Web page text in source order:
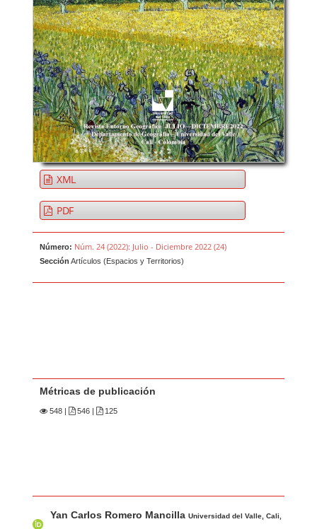
XML
PDF
Número: Núm. 24 (2022): Julio - Diciembre 2022 (24)
Sección Artículos (Espacios y Territorios)
Métricas de publicación
548 | 546 | 125
u
Yan Carlos Romero MancillaUniversidad del Valle, Cali,